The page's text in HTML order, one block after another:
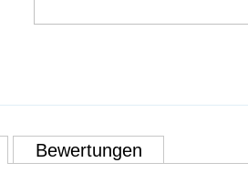
Bewertungen